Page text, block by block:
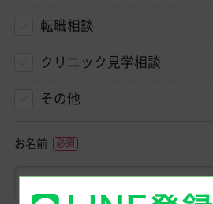
転職相談
クリニック見学相談
その他
お名前